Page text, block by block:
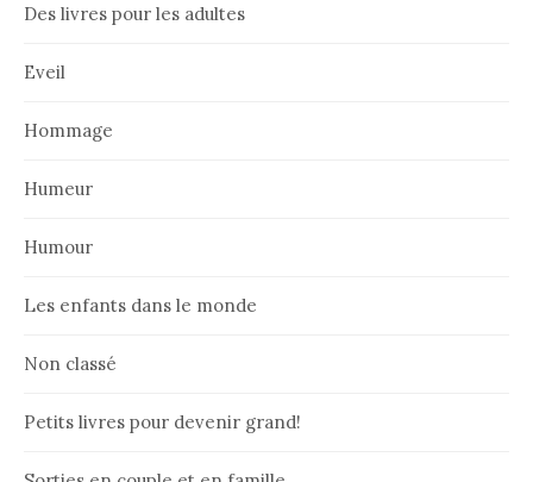
Des livres pour les adultes
Eveil
Hommage
Humeur
Humour
Les enfants dans le monde
Non classé
Petits livres pour devenir grand!